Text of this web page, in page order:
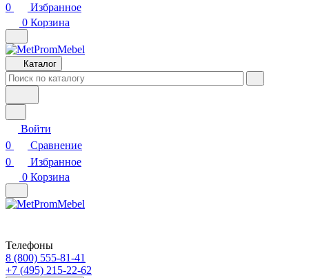
0
Избранное
0 Корзина
Каталог
Войти
0
Сравнение
0
Избранное
0 Корзина
Телефоны
8 (800) 555-81-41
+7 (495) 215-22-62